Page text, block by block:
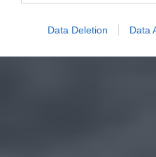
Data Deletion Data